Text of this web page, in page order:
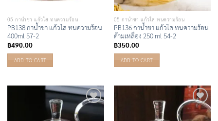
05 กาน้ำชา แก้วใส ทนความร้อน
PB138 กาน้ำชา แก้วใส ทนความร้อน
400ml 57-2
฿490.00
ADD TO CART
05 กาน้ำชา แก้วใส ทนความร้อน
PB136 กาน้ำชา แก้วใส ทนความร้อน
ด้ามเหลือง 250 ml 54-2
฿350.00
ADD TO CART
Add to
Add to
Wishlist